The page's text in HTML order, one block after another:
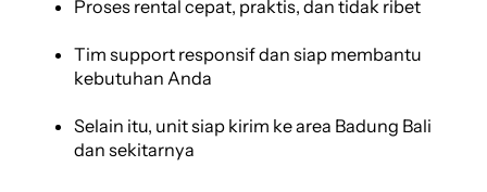
Proses rental cepat, praktis, dan tidak ribet
Tim support responsif dan siap membantu
kebutuhan Anda
Selain itu, unit siap kirim ke area Badung Bali
dan sekitarnya